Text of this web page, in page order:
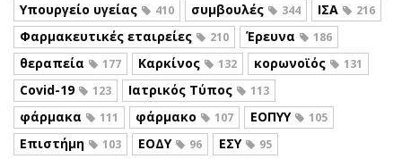
Υπουργείο υγείας 410 συμβουλές 344 ΙΣΑ 216
Φαρμακευτικές εταιρείες 210 Έρευνα 186
θεραπεία 177 Καρκίνος 132 κορωνοϊός 131
Covid-19 123 Ιατρικός Τύπος 113
φάρμακα 111 φάρμακο 107 ΕΟΠΥΥ 105
Επιστήμη 103 ΕΟΔΥ 96 ΕΣΥ 95